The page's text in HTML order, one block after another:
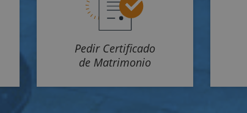
Pedir Certificado
de Matrimonio